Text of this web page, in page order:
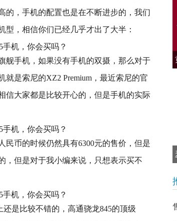
的，手机的配置也是在不断进步的，我们
，相信你们已经几乎才出了大半：
舰手机，如果没有手机的双摄，那么对于
是索尼的XZ2 Premium，最近索尼的官
信大家都是比较开心的，但是手机的实际
币的时候仍然具有6300元的售价，但是
，但是对于我小编来说，只想表示买不
是比较不错的，高通骁龙845的顶级